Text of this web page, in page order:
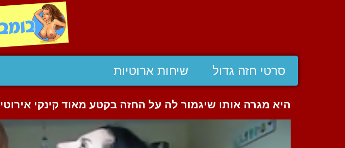
סרטי חזה גדול שיחות ארוטיות
היא מגרה אותו שיגמור לה על החזה בקטע מאוד קינקי אירוטי